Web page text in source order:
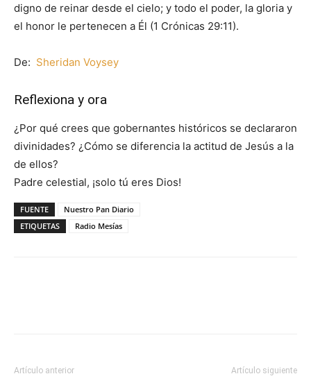
digno de reinar desde el cielo; y todo el poder, la gloria y
el honor le pertenecen a Él (1 Crónicas 29:11).
De: Sheridan Voysey
Reflexiona y ora
¿Por qué crees que gobernantes históricos se declararon
divinidades? ¿Cómo se diferencia la actitud de Jesús a la
de ellos?
Padre celestial, ¡solo tú eres Dios!
FUENTE
Nuestro Pan Diario
ETIQUETAS
Radio Mesías
Artículo anterior Artículo siguiente